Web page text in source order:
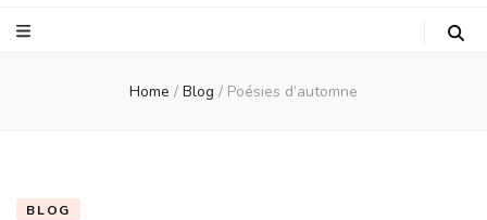
Home / Blog / Poésies d’automne
BLOG